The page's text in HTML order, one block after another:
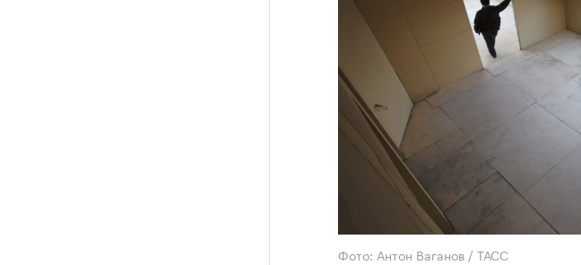
Фото: Антон Ваганов / ТАСС